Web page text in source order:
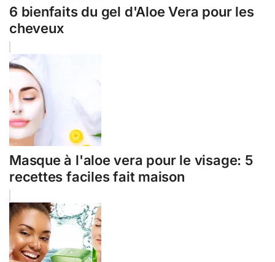
6 bienfaits du gel d'Aloe Vera pour les
cheveux
Masque à l'aloe vera pour le visage: 5
recettes faciles fait maison